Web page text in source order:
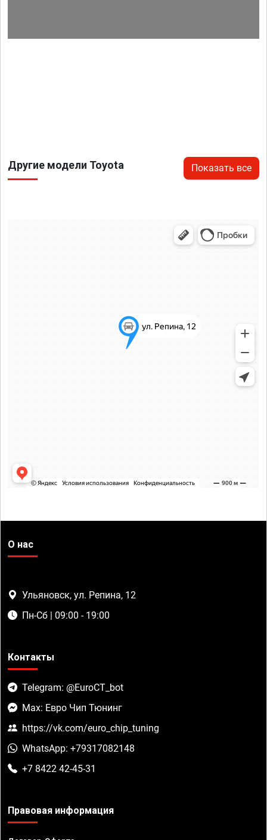
Другие модели Toyota Показать все
О нас
Ульяновск, ул. Репина, 12
Пн-Сб | 09:00 - 19:00
Контакты
Telegram: @EuroCT_bot
Max: Евро Чип Тюнинг
https://vk.com/euro_chip_tuning
WhatsApp: +79317082148
+7 8422 42-45-31
Правовая информация